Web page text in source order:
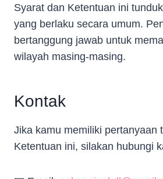
Syarat dan Ketentuan ini
yang berlaku secara umum.
bertanggung jawab untuk
wilayah masing-masing.
Kontak
Jika kamu memiliki pertanyaan
Ketentuan ini, silakan hubungi